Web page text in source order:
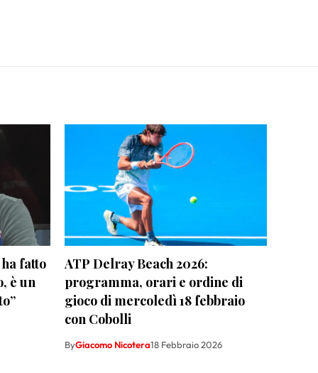
fatto
è un
ATP Delray Beach 2026:
programma, orari e ordine di
gioco di mercoledì 18 febbraio
con Cobolli
ByGiacomo Nicotera18 Febbraio 2026